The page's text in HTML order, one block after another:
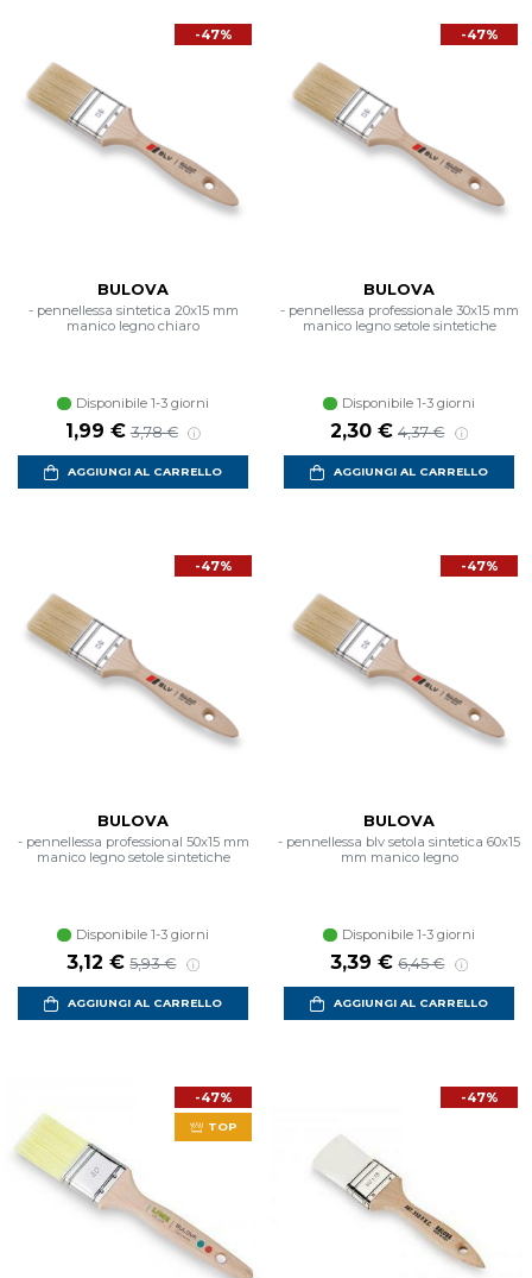
-47%
BULOVA
- pennellessa sintetica 20x15 mm
manico legno chiaro
Disponibile 1-3 giorni
Prezzo scontato
1,99 € Prezzo di listino
3,78 €
AGGIUNGI AL CARRELLO
-47%
BULOVA
- pennellessa professionale 30x15 mm
manico legno setole sintetiche
Disponibile 1-3 giorni
Prezzo scontato
2,30 € Prezzo di listino
4,37 €
AGGIUNGI AL CARRELLO
-47%
BULOVA
- pennellessa professional 50x15 mm
manico legno setole sintetiche
Disponibile 1-3 giorni
Prezzo scontato
3,12 € Prezzo di listino
5,93 €
AGGIUNGI AL CARRELLO
-47%
BULOVA
- pennellessa blv setola sintetica 60x15
mm manico legno
Disponibile 1-3 giorni
Prezzo scontato
3,39 € Prezzo di listino
6,45 €
AGGIUNGI AL CARRELLO
-47%
TOP
-47%